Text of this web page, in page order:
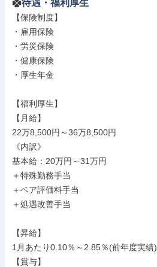
待遇・福利厚生
【保険制度】
・雇用保険
・労災保険
・健康保険
・厚生年金
【福利厚生】
【月給】
22万8,500円～36万8,500円
《内訳》
基本給：20万円～31万円
＋特殊勤務手当
＋ベア評価料手当
＋処遇改善手当
【昇給】
1月あたり0.10％～2.85％(前年度実績)
【賞与】